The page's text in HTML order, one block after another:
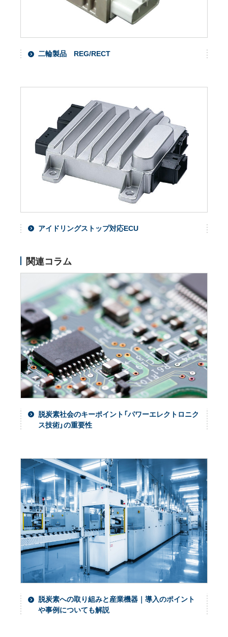
二輪製品 REG/RECT
アイドリングストップ対応ECU
関連コラム
脱炭素社会のキーポイント「パワーエレクトロニク
ス技術」の重要性
脱炭素への取り組みと産業機器｜導入のポイント
や事例についても解説